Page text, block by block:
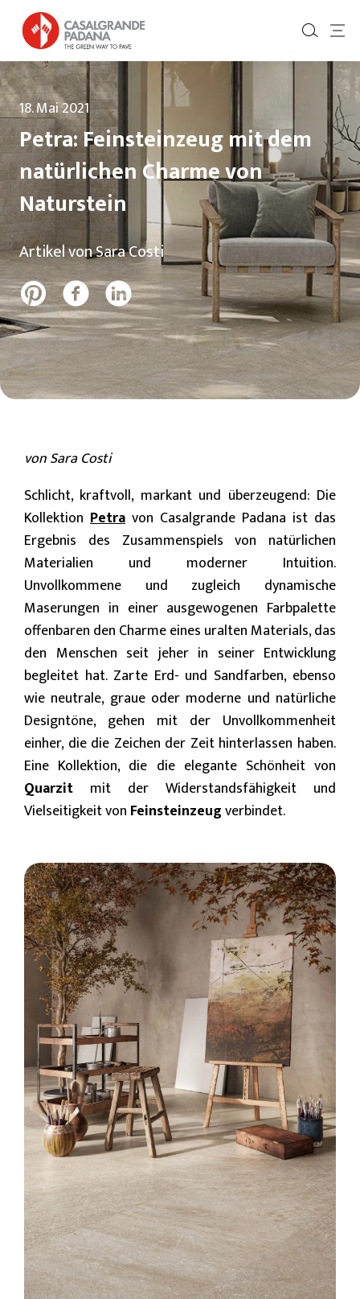
18. Mai 2021
Petra: Feinsteinzeug mit dem
natürlichen Charme von
Naturstein
Artikel von Sara Costi
von Sara Costi
Schlicht, kraftvoll, markant und überzeugend: Die
Kollektion Petra von Casalgrande Padana ist das
Ergebnis des Zusammenspiels von natürlichen
Materialien und moderner Intuition.
Unvollkommene und zugleich dynamische
Maserungen in einer ausgewogenen Farbpalette
offenbaren den Charme eines uralten Materials, das
den Menschen seit jeher in seiner Entwicklung
begleitet hat. Zarte Erd- und Sandfarben, ebenso
wie neutrale, graue oder moderne und natürliche
Designtöne, gehen mit der Unvollkommenheit
einher, die die Zeichen der Zeit hinterlassen haben.
Eine Kollektion, die die elegante Schönheit von
Quarzit mit der Widerstandsfähigkeit und
Vielseitigkeit von Feinsteinzeugverbindet.